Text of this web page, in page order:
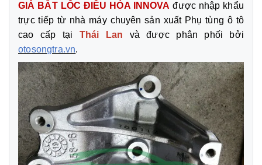
GIÁ BẮT LỐC ĐIỀU HÒA INNOVA được nhập khẩu
trực tiếp từ nhà máy chuyên sản xuất Phụ tùng ô tô
cao cấp tại Thái Lan
và được phân phối bởi
otosongtra.vn.